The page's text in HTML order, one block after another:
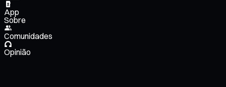
App
Sobre
Comunidades
Opinião